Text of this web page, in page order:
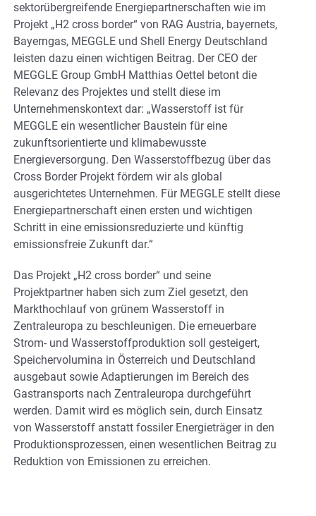
sektorübergreifende Energiepartnerschaften wie im
Projekt „H2 cross border“ von RAG Austria, bayernets,
Bayerngas, MEGGLE und Shell Energy Deutschland
leisten dazu einen wichtigen Beitrag. Der CEO der
MEGGLE Group GmbH Matthias Oettel betont die
Relevanz des Projektes und stellt diese im
Unternehmenskontext dar: „Wasserstoff ist für
MEGGLE ein wesentlicher Baustein für eine
zukunftsorientierte und klimabewusste
Energieversorgung. Den Wasserstoffbezug über das
Cross Border Projekt fördern wir als global
ausgerichtetes Unternehmen. Für MEGGLE stellt diese
Energiepartnerschaft einen ersten und wichtigen
Schritt in eine emissionsreduzierte und künftig
emissionsfreie Zukunft dar.“
Das Projekt „H2 cross border“ und seine
Projektpartner haben sich zum Ziel gesetzt, den
Markthochlauf von grünem Wasserstoff in
Zentraleuropa zu beschleunigen. Die erneuerbare
Strom- und Wasserstoffproduktion soll gesteigert,
Speichervolumina in Österreich und Deutschland
ausgebaut sowie Adaptierungen im Bereich des
Gastransports nach Zentraleuropa durchgeführt
werden. Damit wird es möglich sein, durch Einsatz
von Wasserstoff anstatt fossiler Energieträger in den
Produktionsprozessen, einen wesentlichen Beitrag zu
Reduktion von Emissionen zu erreichen.